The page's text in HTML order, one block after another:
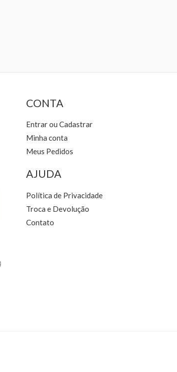
CONTA
Entrar ou Cadastrar
Minha conta
Meus Pedidos
AJUDA
Política de Privacidade
Troca e Devolução
Contato